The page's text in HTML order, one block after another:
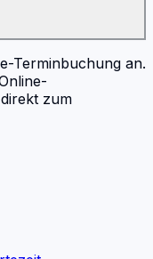
Terminbuchung an.
zum